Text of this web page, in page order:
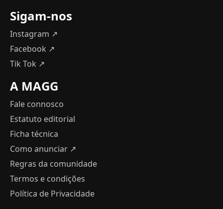
Sigam-nos
Instagram ↗
Facebook ↗
Tik Tok ↗
A MAGG
Fale connosco
Estatuto editorial
Ficha técnica
Como anunciar ↗
Regras da comunidade
Termos e condições
Política de Privacidade